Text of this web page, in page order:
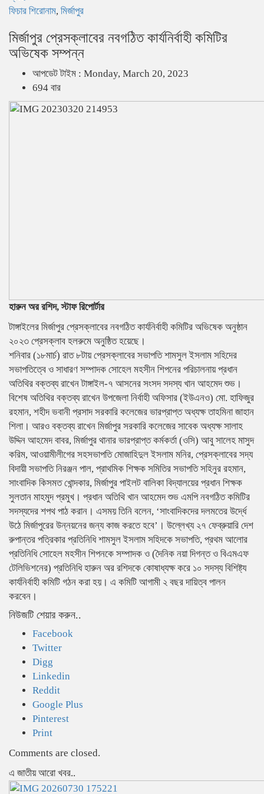
ফিচার শিরোনাম, মির্জাপুর
মির্জাপুর প্রেসক্লাবের নবগঠিত কার্যনির্বাহী কমিটির
অভিষেক সম্পন্ন
আপডেট টাইম : Monday, March 20, 2023
694 বার
হারুন অর রশিদ, স্টাফ রিপোর্টার
টাঙ্গাইলের মির্জাপুর প্রেসক্লাবের নবগঠিত কার্যনির্বাহী কমিটির অভিষেক অনুষ্ঠান
২০২৩ প্রেসক্লাব হলরুমে অনুষ্ঠিত হয়েছে।
শনিবার (১৮মার্চ) রাত ৮টায় প্রেসক্লাবের সভাপতি শামসুল ইসলাম সহিদের
সভাপতিত্বে ও সাধারণ সম্পাদক সোহেল মহসীন শিপনের পরিচালনায় প্রধান
অতিথির বক্তব্য রাখেন টাঙ্গাইল-৭ আসনের সংসদ সদস্য খান আহমেদ শুভ।
বিশেষ অতিথির বক্তব্য রাখেন উপজেলা নির্বাহী অফিসার (ইউএনও) মো. হাফিজুর
রহমান, শহীদ ভবানী প্রসাদ সরকারি কলেজের ভারপ্রাপ্ত অধ্যক্ষ তাহমিনা জাহান
শিলা। আরও বক্তব্য রাখেন মির্জাপুর সরকারি কলেজের সাবেক অধ্যক্ষ সালাহ
উদ্দিন আহমেদ বাবর, মির্জাপুর থানার ভারপ্রাপ্ত কর্মকর্তা (ওসি) আবু সালেহ মাসুদ
করিম, আওয়ামীলীগের সহসভাপতি মোজাহিদুল ইসলাম মনির, প্রেসক্লাবের সদ্য
বিদায়ী সভাপতি নিরঞ্জন পাল, প্রাথমিক শিক্ষক সমিতির সভাপতি সহিনুর রহমান,
সাংবাদিক কিসমত খোন্দকার, মির্জাপুর পাইলট বালিকা বিদ্যালয়ের প্রধান শিক্ষক
সুলতান মাহমুদ প্রমুখ। প্রধান অতিথি খান আহমেদ শুভ এমপি নবগঠিত কমিটির
সদস্যদের শপথ পাঠ করান। এসময় তিনি বলেন, ‘সাংবাদিকদের দলমতের উর্দ্ধে
উঠে মির্জাপুরের উন্নয়নের জন্য কাজ করতে হবে’। উল্লেখ্য ২৭ ফেব্রুয়ারি দেশ
রুপান্তর পত্রিকার প্রতিনিধি শামসুল ইসলাম সহিদকে সভাপতি, প্রথম আলোর
প্রতিনিধি সোহেল মহসীন শিপনকে সম্পাদক ও (দৈনিক নয়া দিগন্ত ও বিএমএফ
টেলিভিশনের) প্রতিনিধি হারুন অর রশিদকে কোষাধ্যক্ষ করে ১০ সদস্য বিশিষ্ট্য
কার্যনির্বাহী কমিটি গঠন করা হয়। এ কমিটি আগামী ২ বছর দায়িত্ব পালন
করবেন।
নিউজটি শেয়ার করুন..
Facebook
Twitter
Digg
Linkedin
Reddit
Google Plus
Pinterest
Print
Comments are closed.
এ জাতীয় আরো খবর..